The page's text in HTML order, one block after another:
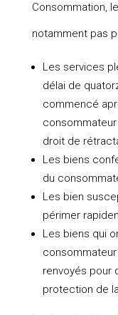
Consommation,
notamment pas
Les services
délai de
commencé
droit de
Les biens
du
Les bien
périmer
Les biens qui
renvoyés pour
protection de